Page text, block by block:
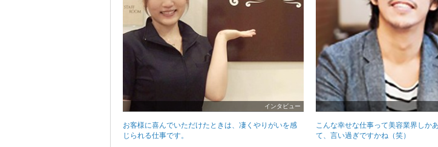
インタビュー
お客様に喜んでいただけたときは、凄くやりがいを感
じられる仕事です。
こんな幸せな仕事って美容業界し
て、言い過ぎですかね（笑）